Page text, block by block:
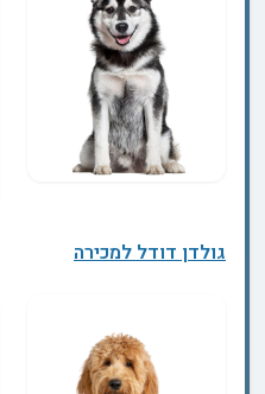
גולדן דודל למכירה